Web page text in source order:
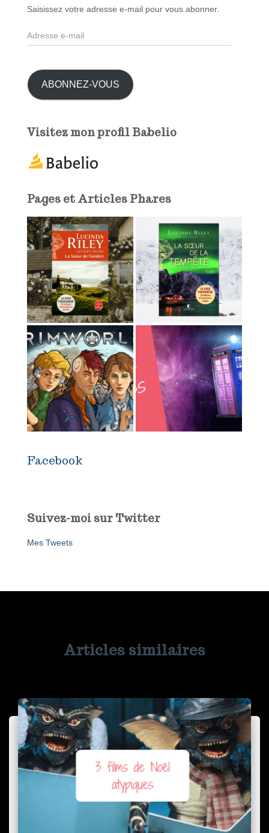
c
e
r
Saisissez votre adresse e-mail pour vous abonner.
A
d
s
s
a
ABONNEZ-VOUS
Visitez mon profil Babelio
Pages et Articles Phares
Facebook
Suivez-moi sur Twitter
Mes Tweets
Articles similaires